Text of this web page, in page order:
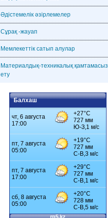
Әдістемелік әзірлемелер
Сұрақ -жауап
Мемлекеттік сатып алулар
Материалдық-техникалық қамтамасыз
ету
Балхаш